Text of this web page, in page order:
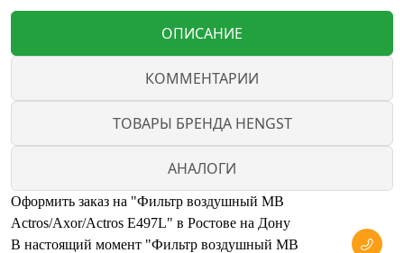
ОПИСАНИЕ
КОММЕНТАРИИ
ТОВАРЫ БРЕНДА HENGST
АНАЛОГИ
Оформить заказ на "Фильтр воздушный MB
Actros/Axor/Actros E497L" в Ростове на Дону
В настоящий момент "Фильтр воздушный MB